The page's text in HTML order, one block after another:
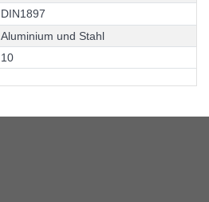
DIN1897
Aluminium und Stahl
10